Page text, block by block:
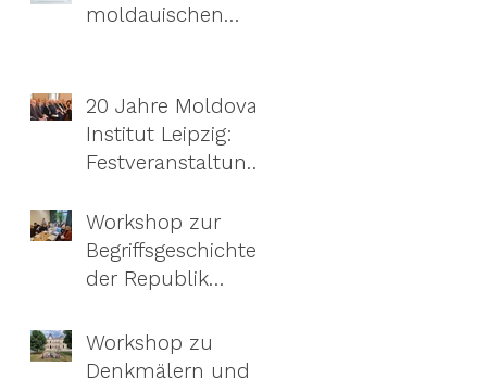
moldauischen
20 Jahre Moldova-
Institut Leipzig:
Festveranstaltung
richtet den Blick in
die Zukunft
Workshop zur
Begriffsgeschichte
der Republik
Workshop zu
Denkmälern und